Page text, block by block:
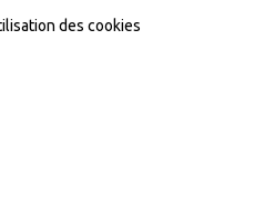
des cookies